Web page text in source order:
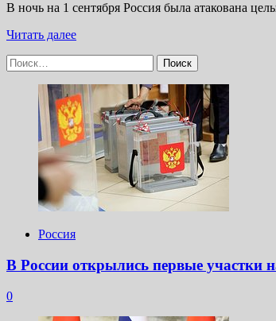
В ночь на 1 сентября Россия была атакована
Читать далееПрочитать
ВСУ
встанут,
если
«русская
ответка»
разнесет
«железку»
Украины,
которая
Найти:
Россия
В России открылись первые участки
0